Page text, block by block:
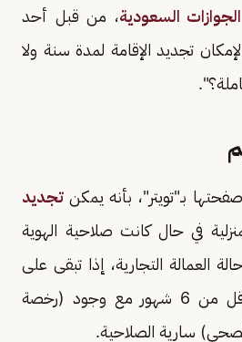
الجوازات السعودية، من قبل أحد
تجديد الإقامة لمدة سنة ولا
بـ"تويتر"، بأنه يمكن تجديد
في حال كانت صلاحية الهوية
وفي حالة العمالة التجارية، إذا تبقى على
أقل من 6 شهور مع وجود (رخصة
سارية الصلاحية.